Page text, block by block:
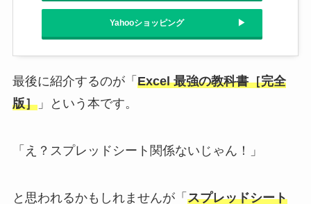
Yahooショッピング
最後に紹介するのが「 Excel 最強の教科書［完全
版］」という本です。
「え？スプレッドシート関係ないじゃん！」
と思われるかもしれませんが「 スプレッドシート